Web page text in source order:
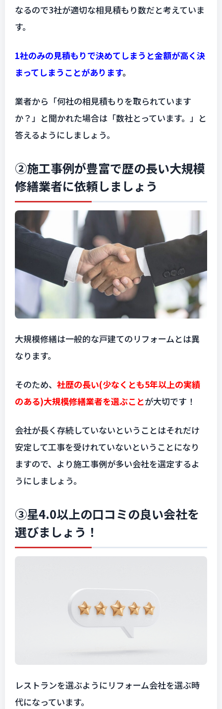
なるので3社が適切な相見積もり数だと考えていま
す。
1社のみの見積もりで決めてしまうと金額が高く決
まってしまうことがあります。
業者から「何社の相見積もりを取られています
か？」と聞かれた場合は「数社とっています。」と
答えるようにしましょう。
②施工事例が豊富で歴の長い大規模
修繕業者に依頼しましょう
大規模修繕は一般的な戸建てのリフォームとは異
なります。
そのため、 社歴の長い(少なくとも5年以上の実績
のある)大規模修繕業者を選ぶことが大切です！
会社が長く存続していないということはそれだけ
安定して工事を受けれていないということになり
ますので、より施工事例が多い会社を選定するよ
うにしましょう。
③星4.0以上の口コミの良い会社を
選びましょう！
レストランを選ぶようにリフォーム会社を選ぶ時
代になっています。